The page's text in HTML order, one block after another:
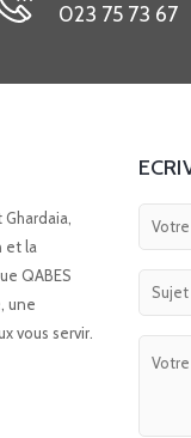
023 75 73 67
et la
QABES
une
vous servir.